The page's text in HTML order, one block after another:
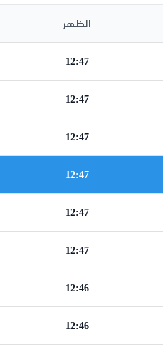
الظهر
12:47
12:47
12:47
12:47
12:47
12:47
12:46
12:46